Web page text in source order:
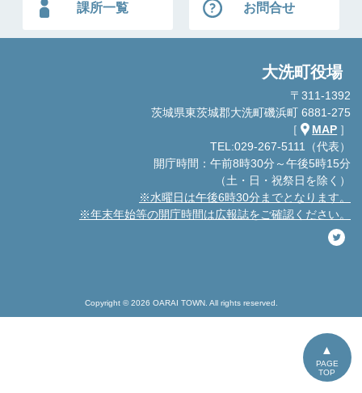
PAGE
TOP
課所一覧 お問合せ
大洗町役場
〒311-1392
茨城県東茨城郡大洗町磯浜町 6881-275
［
MAP ］
TEL:029-267-5111（代表）
開庁時間：午前8時30分～午後5時15分
（土・日・祝祭日を除く）
※水曜日は午後6時30分までとなります。
※年末年始等の開庁時間は広報誌をご確認ください。
Copyright © 2026 OARAI TOWN. All rights reserved.